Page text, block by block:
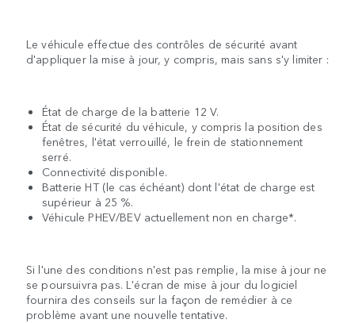
Le véhicule effectue des contrôles de sécurité avant
d'appliquer la mise à jour, y compris, mais sans s'y limiter :
État de charge de la batterie 12 V.
État de sécurité du véhicule, y compris la position des
fenêtres, l'état verrouillé, le frein de stationnement
serré.
Connectivité disponible.
Batterie HT (le cas échéant) dont l'état de charge est
supérieur à 25 %.
Véhicule PHEV/BEV actuellement non en charge*.
Si l'une des conditions n'est pas remplie, la mise à jour ne
se poursuivra pas. L'écran de mise à jour du logiciel
fournira des conseils sur la façon de remédier à ce
problème avant une nouvelle tentative.